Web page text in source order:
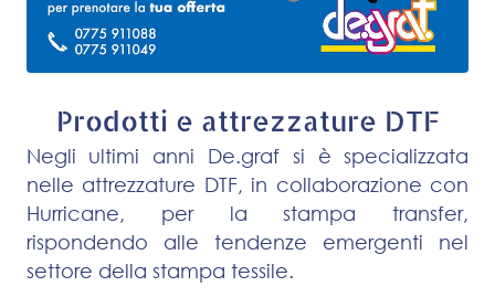
Prodotti e attrezzature DTF
Negli ultimi anni De.graf si è specializzata
nelle attrezzature DTF, in collaborazione con
Hurricane, per la stampa transfer,
rispondendo alle tendenze emergenti nel
settore della stampa tessile.